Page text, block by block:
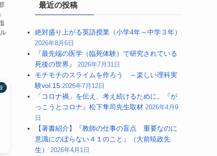
最近の投稿
絶対盛り上がる英語授業（小学4年～中学３年）
2026年8月6日
『最先端の医学（臨死体験）で研究されている
死後の世界』 2026年7月31日
モチモチのスライムを作ろう ～楽しい理科実
験vol.15 2026年7月12日
「コロナ禍」を伝え、考え続けるために。『が
っこうとコロナ』松下隼司先生取材 2026年4月9
日
【著書紹介】『教師の仕事の盲点 重要なのに
意識にのぼらない４１のこと』（大前暁政先
生） 2026年4月1日